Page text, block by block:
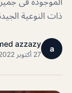
ذات النوعية
a
azzazy
27 أكتوبر 2022 · 1 دقائق قراءة